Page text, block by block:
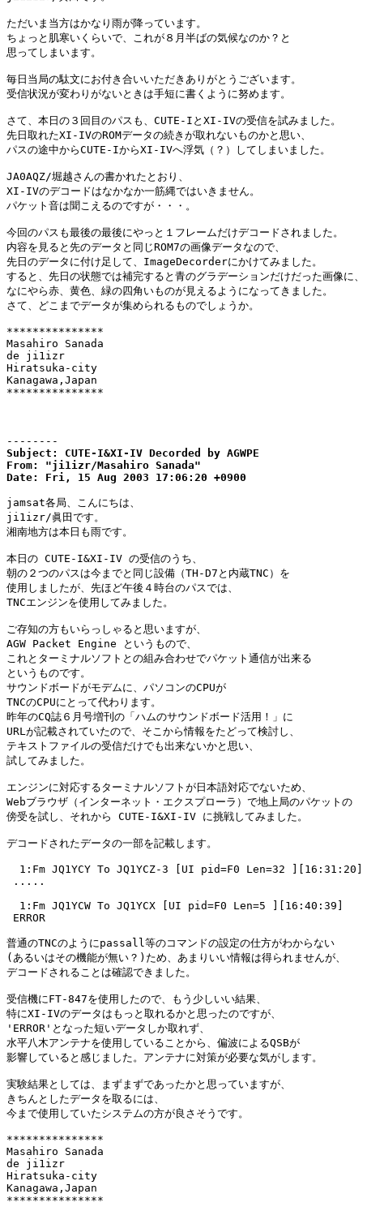
ただいま当方はかなり雨が降っています。
ちょっと肌寒いくらいで、これが８月半ばの気候なのか？と
思ってしまいます。
毎日当局の駄文にお付き合いいただきありがとうございます。
受信状況が変わりがないときは手短に書くように努めます。
さて、本日の３回目のパスも、CUTE-IとXI-IVの受信を試みました。
先日取れたXI-IVのROMデータの続きが取れないものかと思い、
パスの途中からCUTE-IからXI-IVへ浮気（？）してしまいました。
JA0AQZ/堀越さんの書かれたとおり、
XI-IVのデコードはなかなか一筋縄ではいきません。
パケット音は聞こえるのですが・・・。
今回のパスも最後の最後にやっと１フレームだけデコードされました。
内容を見ると先のデータと同じROM7の画像データなので、
先日のデータに付け足して、ImageDecorderにかけてみました。
すると、先日の状態では補完すると青のグラデーションだけだった画像に、
なにやら赤、黄色、緑の四角いものが見えるようになってきました。
さて、どこまでデータが集められるものでしょうか。
***************
Masahiro Sanada
de ji1izr
Hiratsuka-city
Kanagawa,Japan
***************
--------
Subject: CUTE-I&XI-IV Decorded by AGWPE
From: "ji1izr/Masahiro Sanada"
Date: Fri, 15 Aug 2003 17:06:20 +0900
jamsat各局、こんにちは、
ji1izr/眞田です。
湘南地方は本日も雨です。
本日の CUTE-I&XI-IV の受信のうち、
朝の２つのパスは今までと同じ設備（TH-D7と内蔵TNC）を
使用しましたが、先ほど午後４時台のパスでは、
TNCエンジンを使用してみました。
ご存知の方もいらっしゃると思いますが、
AGW Packet Engine というもので、
これとターミナルソフトとの組み合わせでパケット通信が出来る
というものです。
サウンドボードがモデムに、パソコンのCPUが
TNCのCPUにとって代わります。
昨年のCQ誌６月号増刊の「ハムのサウンドボード活用！」に
URLが記載されていたので、そこから情報をたどって検討し、
テキストファイルの受信だけでも出来ないかと思い、
試してみました。
エンジンに対応するターミナルソフトが日本語対応でないため、
Webブラウザ（インターネット・エクスプローラ）で地上局のパケットの
傍受を試し、それから CUTE-I&XI-IV に挑戦してみました。
デコードされたデータの一部を記載します。
  1:Fm JQ1YCY To JQ1YCZ-3 [UI pid=F0 Len=32 ][16:31:20]
.....
  1:Fm JQ1YCW To JQ1YCX [UI pid=F0 Len=5 ][16:40:39]
ERROR
普通のTNCのようにpassall等のコマンドの設定の仕方がわからない
(あるいはその機能が無い？)ため、あまりいい情報は得られませんが、
デコードされることは確認できました。
受信機にFT-847を使用したので、もう少しいい結果、
特にXI-IVのデータはもっと取れるかと思ったのですが、
'ERROR'となった短いデータしか取れず、
水平八木アンテナを使用していることから、偏波によるQSBが
影響していると感じました。アンテナに対策が必要な気がします。
実験結果としては、まずまずであったかと思っていますが、
きちんとしたデータを取るには、
今まで使用していたシステムの方が良さそうです。
***************
Masahiro Sanada
de ji1izr
Hiratsuka-city
Kanagawa,Japan
***************